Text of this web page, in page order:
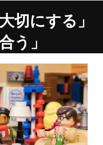
切にする」
う」